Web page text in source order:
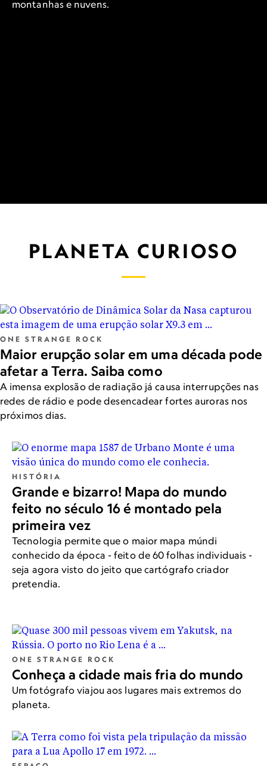
montanhas e nuvens.
PLANETA CURIOSO
ONE STRANGE ROCK
Maior erupção solar em uma década pode
afetar a Terra. Saiba como
A imensa explosão de radiação já causa interrupções nas
redes de rádio e pode desencadear fortes auroras nos
próximos dias.
HISTÓRIA
Grande e bizarro! Mapa do mundo
feito no século 16 é montado pela
primeira vez
Tecnologia permite que o maior mapa múndi
conhecido da época - feito de 60 folhas individuais -
seja agora visto do jeito que cartógrafo criador
pretendia.
ONE STRANGE ROCK
Conheça a cidade mais fria do mundo
Um fotógrafo viajou aos lugares mais extremos do
planeta.